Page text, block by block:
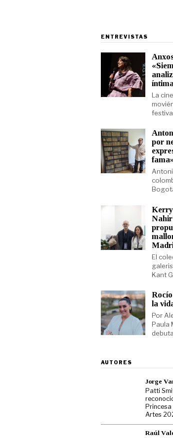
ENTREVISTAS
La
por
El
Kant
la
Por
Paula
debuta
AUTORES
Jorge
Patti
Artes
Raúl